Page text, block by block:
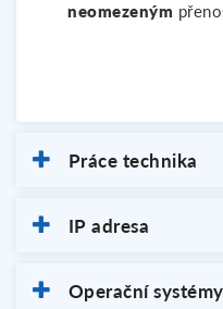
neomezeným
Práce technika
IP adresa
Operační